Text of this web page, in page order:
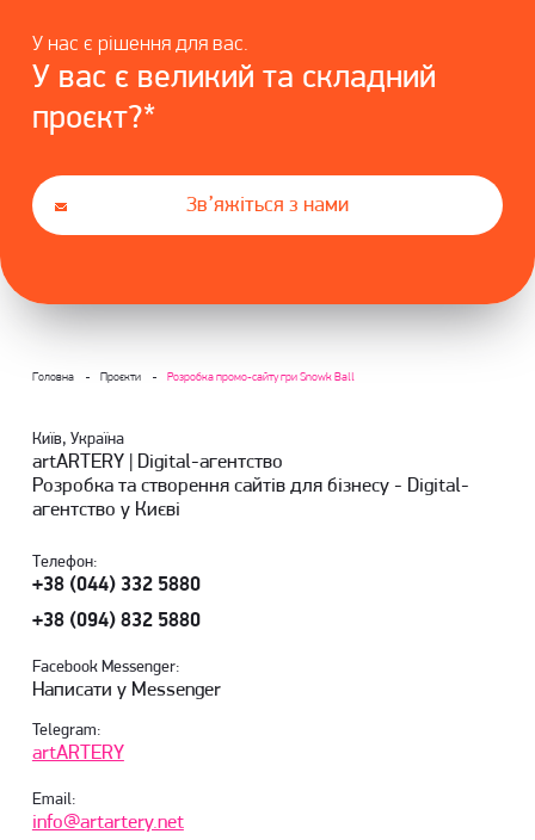
У нас є рішення для вас.
У вас є великий та складний
проєкт?*
Зв’яжіться з нами
Київ, Україна
artARTERY | Digital-агентство
Розробка та створення сайтів для бізнесу - Digital-
агентство у Києві
Телефон:
+38 (044) 332 5880
+38 (094) 832 5880
Facebook Messenger:
Написати у Messenger
Telegram:
artARTERY
Email:
info@artartery.net
Головна Проєкти Розробка промо-сайту гри Snowk Ball